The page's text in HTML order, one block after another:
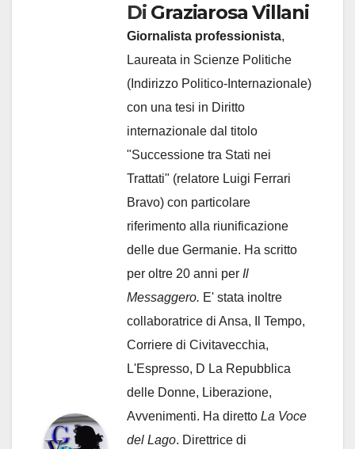
Di Graziarosa Villani
Giornalista professionista,
Laureata in Scienze Politiche
(Indirizzo Politico-Internazionale)
con una tesi in Diritto
internazionale dal titolo
"Successione tra Stati nei
Trattati" (relatore Luigi Ferrari
Bravo) con particolare
riferimento alla riunificazione
delle due Germanie. Ha scritto
per oltre 20 anni per Il
Messaggero. E' stata inoltre
collaboratrice di Ansa, Il Tempo,
Corriere di Civitavecchia,
L'Espresso, D La Repubblica
delle Donne, Liberazione,
Avvenimenti. Ha diretto La Voce
del Lago. Direttrice di